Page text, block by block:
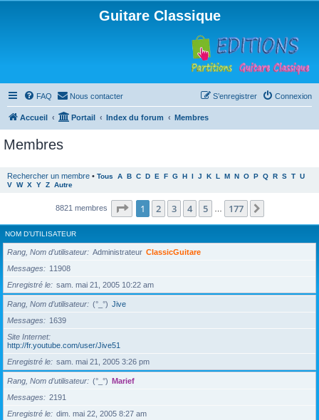
Guitare Classique
FAQ Nous contacter Connexion
S’enregistrer
Accueil Portail Index du forum Membres
Membres
Rechercher un membre • Tous A B C D E F G H I J K L M N O P Q R S T U
V W X Y Z Autre
8821 membres Page 1sur177
1 2 3 4 5 177
NOM D’UTILISATEUR
Rang, Nom d’utilisateur Administrateur ClassicGuitare
Messages
11908
Enregistré le
sam. mai 21, 2005 10:22 am
Rang, Nom d’utilisateur (°_°) Jive
Messages
1639
Site Internet
http://fr.youtube.com/user/Jive51
Enregistré le
sam. mai 21, 2005 3:26 pm
Rang, Nom d’utilisateur (°_°) Marief
Messages
2191
Enregistré le
dim. mai 22, 2005 8:27 am